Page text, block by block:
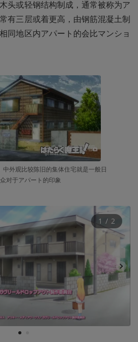
头或轻钢结构制成，通常被称为ア
有三层或着更高，由钢筋混凝土制
同地区内アパート的会比マンショ
中外观比较陈旧的集体住宅就是一般日
对于アパート的印象
1
1 / 2